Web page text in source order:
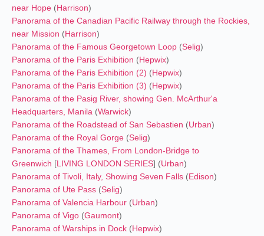
near Hope (Harrison)
Panorama of the Canadian Pacific Railway through the Rockies,
near Mission (Harrison)
Panorama of the Famous Georgetown Loop (Selig)
Panorama of the Paris Exhibition (Hepwix)
Panorama of the Paris Exhibition (2) (Hepwix)
Panorama of the Paris Exhibition (3) (Hepwix)
Panorama of the Pasig River, showing Gen. McArthur'a
Headquarters, Manila (Warwick)
Panorama of the Roadstead of San Sebastien (Urban)
Panorama of the Royal Gorge (Selig)
Panorama of the Thames, From London-Bridge to
Greenwich [LIVING LONDON SERIES] (Urban)
Panorama of Tivoli, Italy, Showing Seven Falls (Edison)
Panorama of Ute Pass (Selig)
Panorama of Valencia Harbour (Urban)
Panorama of Vigo (Gaumont)
Panorama of Warships in Dock (Hepwix)